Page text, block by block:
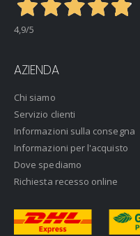
4,9/5
AZIENDA
Chi siamo
Servizio clienti
Informazioni sulla consegna
Informazioni per l'acquisto
Dove spediamo
Richiesta recesso online